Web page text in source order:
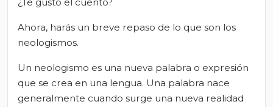
¿Te gustó el cuento?
Ahora, harás un breve repaso de lo que son los
neologismos.
Un neologismo es una nueva palabra o expresión
que se crea en una lengua. Una palabra nace
generalmente cuando surge una nueva realidad